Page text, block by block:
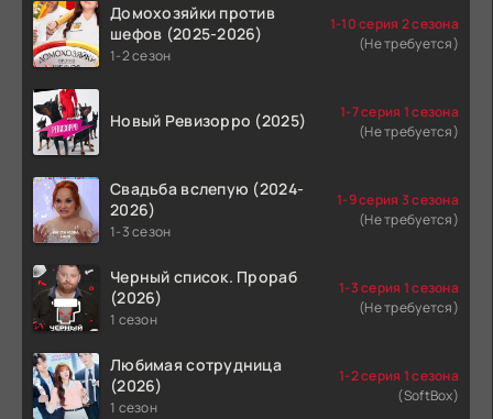
Домохозяйки против
шефов (2025-2026)
1-2 сезон
1-10 серия 2 сезона
(Не требуется)
Новый Ревизорро (2025)
1-7 серия 1 сезона
(Не требуется)
Свадьба вслепую (2024-
2026)
1-3 сезон
1-9 серия 3 сезона
(Не требуется)
Черный список. Прораб
(2026)
1 сезон
1-3 серия 1 сезона
(Не требуется)
Любимая сотрудница
(2026)
1 сезон
1-2 серия 1 сезона
(SoftBox)